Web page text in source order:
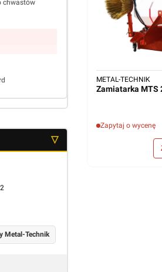
chwastów
Metal-Technik
Zapytaj o wycenę
METAL-TECHNIK